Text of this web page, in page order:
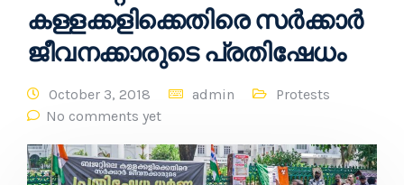
കള്ളക്കളിക്കെതിരെ സർക്കാർ
ജീവനക്കാരുടെ പ്രതിഷേധം
October 3, 2018 admin
Protests
No comments yet